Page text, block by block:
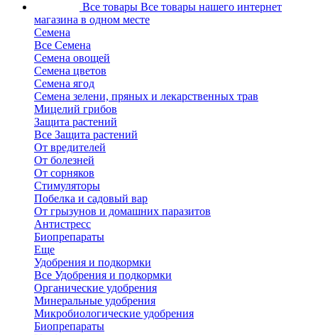
Все товары Все товары нашего интернет
магазина в одном месте
Семена
Все Семена
Семена овощей
Семена цветов
Семена ягод
Семена зелени, пряных и лекарственных трав
Мицелий грибов
Защита растений
Все Защита растений
От вредителей
От болезней
От сорняков
Стимуляторы
Побелка и садовый вар
От грызунов и домашних паразитов
Антистресс
Биопрепараты
Еще
Удобрения и подкормки
Все Удобрения и подкормки
Органические удобрения
Минеральные удобрения
Микробиологические удобрения
Биопрепараты